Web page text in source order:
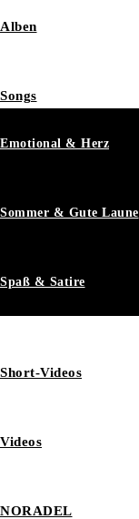
Alben
Songs
Emotional & Herz
Sommer & Gute Laune
Spaß & Satire
Short-Videos
Videos
NORADEL